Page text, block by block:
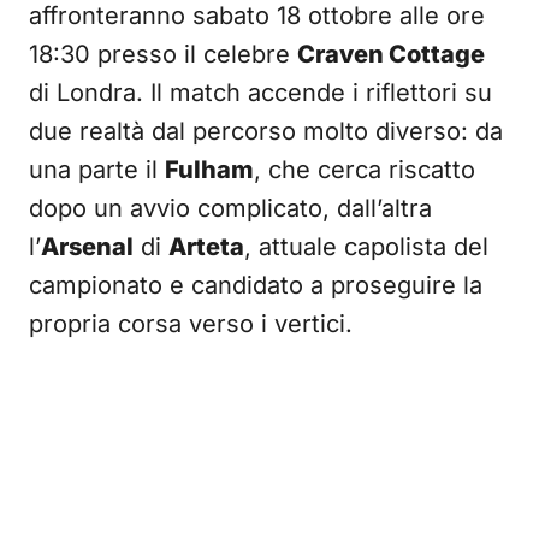
affronteranno sabato 18 ottobre alle ore
18:30 presso il celebre Craven Cottage
di Londra. Il match accende i riflettori su
due realtà dal percorso molto diverso: da
una parte il Fulham, che cerca riscatto
dopo un avvio complicato, dall’altra
l’Arsenal di Arteta, attuale capolista del
campionato e candidato a proseguire la
propria corsa verso i vertici.